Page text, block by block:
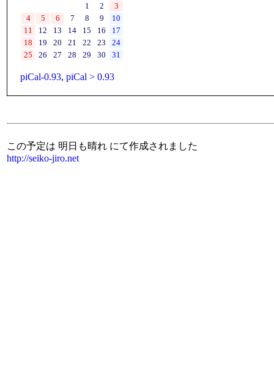
1
2
3
4
5 6 7 8 9
10
11
12 13 14 15 16
17
18
19 20 21 22 23
24
25
26 27 28 29 30 31
piCal-0.93, piCal > 0.93
この予定は 明日も晴れ にて作成されました
http://seiko-jiro.net